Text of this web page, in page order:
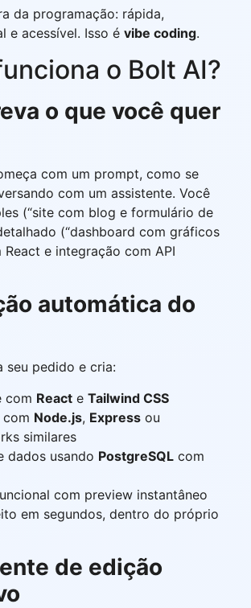
da programação: rápida,
e acessível. Isso é vibe coding.
o Bolt AI?
o que você quer
com um prompt, como se
com um assistente. Você
(“site com blog e formulário de
(“dashboard com gráficos
e integração com API
automática do
seu pedido e cria:
com React e Tailwind CSS
com Node.js, Express ou
similares
dados usando PostgreSQL com
com preview instantâneo
em segundos, dentro do próprio
de edição